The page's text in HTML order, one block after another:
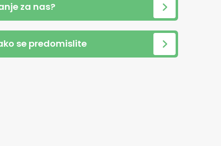
za nas?
se predomislite